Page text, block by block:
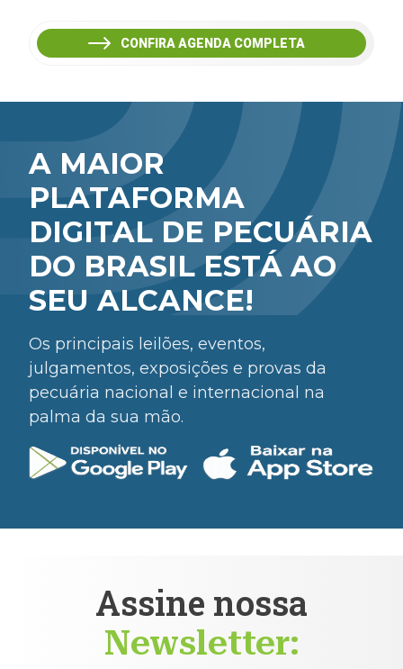
CONFIRA AGENDA COMPLETA
A MAIOR
PLATAFORMA
DIGITAL DE PECUÁRIA
DO BRASIL ESTÁ AO
SEU ALCANCE!
Os principais leilões, eventos,
julgamentos, exposições e provas da
pecuária nacional e internacional na
palma da sua mão.
Assine nossa
Newsletter: